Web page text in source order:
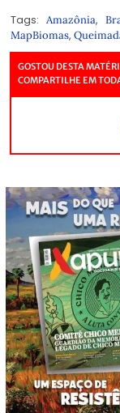
Tags:Amazônia,
MapBiomas,
GOSTOU DESTA
COMPARTILHE EM